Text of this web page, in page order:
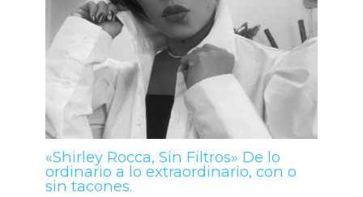
«Shirley Rocca, Sin Filtros» De lo
ordinario a lo extraordinario, con o
sin tacones.